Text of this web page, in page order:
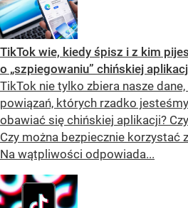
TikTok wie, kiedy śpisz i z kim
o „szpiegowaniu” chińskiej
TikTok nie tylko zbiera nasze
powiązań, których rzadko
obawiać się chińskiej aplikacji?
Czy można bezpiecznie korzystać
Na wątpliwości odpowiada...